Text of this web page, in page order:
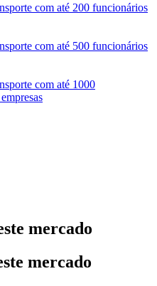
com até 200 funcionários
com até 500 funcionários
com até 1000
mercado
mercado